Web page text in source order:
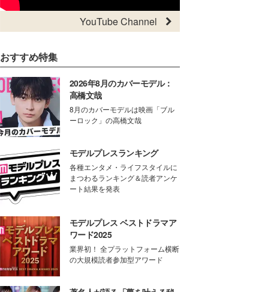
YouTube Channel
おすすめ特集
2026年8月のカバーモデル：
高橋文哉
8月のカバーモデルは映画「ブル
ーロック」の高橋文哉
モデルプレスランキング
各種エンタメ・ライフスタイルに
まつわるランキング＆読者アンケ
ート結果を発表
モデルプレス ベストドラマア
ワード2025
業界初！ 全プラットフォーム横断
の大規模読者参加型アワード